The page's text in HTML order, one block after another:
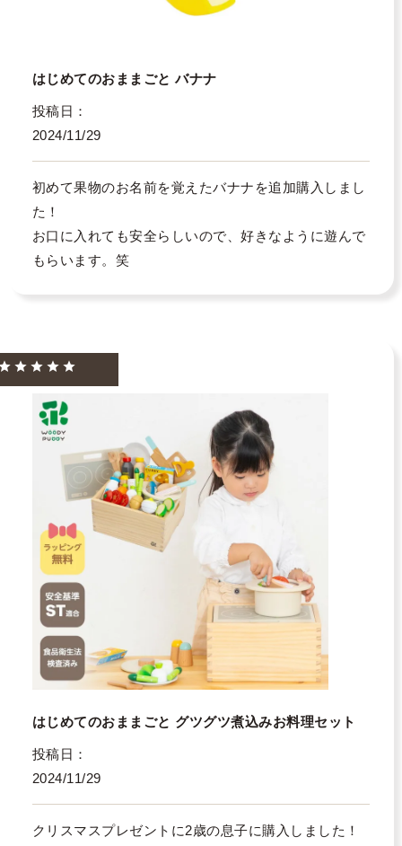
はじめてのおままごと バナナ
投稿日
2024/11/29
初めて果物のお名前を覚えたバナナを追加購入しまし
た！
お口に入れても安全らしいので、好きなように遊んで
もらいます。笑
はじめてのおままごと グツグツ煮込みお料理セット
投稿日
2024/11/29
クリスマスプレゼントに2歳の息子に購入しました！